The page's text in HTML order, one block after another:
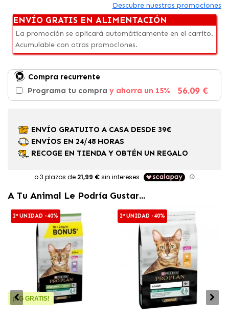
Descubre nuestras promociones
ENVÍO GRATIS EN ALIMENTACIÓN
La promoción se aplicará automáticamente en el carrito.
Acumulable con otras promociones.
Compra recurrente
Programa tu compra y ahorra un 15% 56.09 €
ENVÍO GRATUITO A CASA DESDE 39€
ENVÍOS EN 24/48 HORAS
RECOGE EN TIENDA Y OBTÉN UN REGALO
A Tu Animal Le Podría Gustar...
2ª UNIDAD -40%
¡KG GRATIS!
2ª UNIDAD -40%